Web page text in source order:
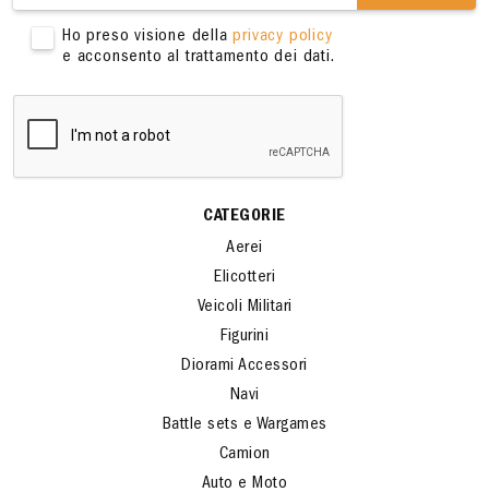
Ho preso visione dellaprivacy policy
e acconsento al trattamento dei dati.
CATEGORIE
Aerei
Elicotteri
Veicoli Militari
Figurini
Diorami Accessori
Navi
Battle sets e Wargames
Camion
Auto e Moto